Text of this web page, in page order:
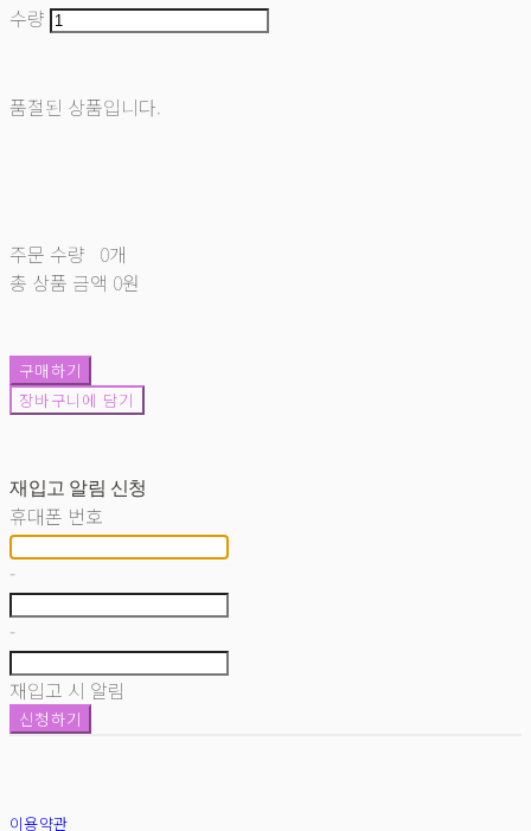
수량
품절된 상품입니다.
주문 수량 0개
총 상품 금액 0원
구매하기
장바구니에 담기
재입고 알림 신청
휴대폰 번호
-
-
재입고 시 알림
신청하기
이용약관